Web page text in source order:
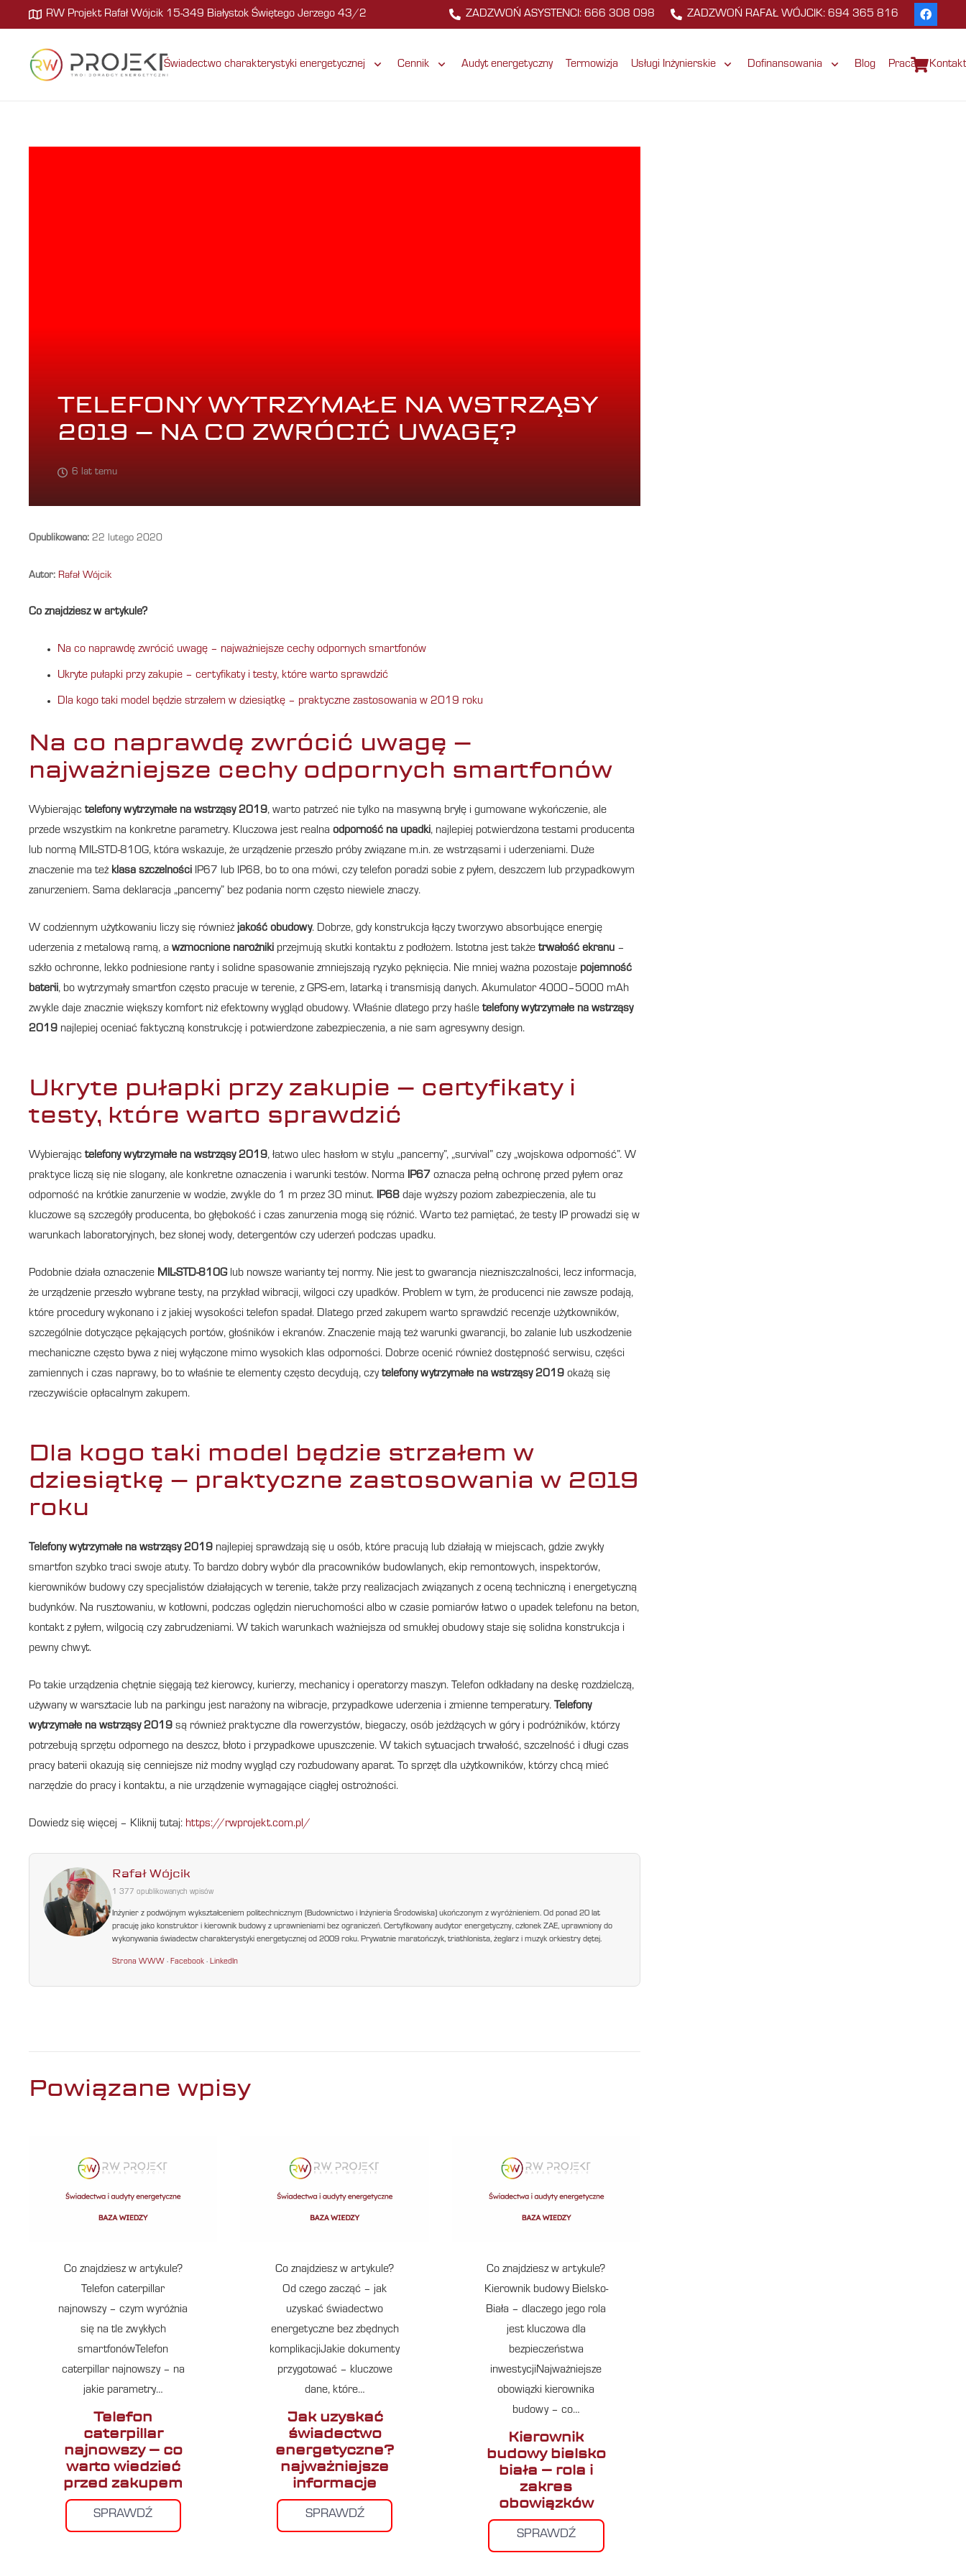
RW Projekt Rafał Wójcik 15-349 Białystok Świętego Jerzego 43/2 ZADZWOŃ ASYSTENCI: 666 308 098 ZADZWOŃ RAFAŁ WÓJCIK: 694 365 816
Świadectwo charakterystyki energetycznej Cennik Audyt energetyczny Termowizja Usługi Inżynierskie Dofinansowania Blog Praca Kontakt
TELEFONY WYTRZYMAŁE NA WSTRZĄSY
2019 – NA CO ZWRÓCIĆ UWAGĘ?
6 lat temu
Opublikowano: 22 lutego 2020
Autor: Rafał Wójcik
Co znajdziesz w artykule?
Na co naprawdę zwrócić uwagę – najważniejsze cechy odpornych smartfonów
Ukryte pułapki przy zakupie – certyfikaty i testy, które warto sprawdzić
Dla kogo taki model będzie strzałem w dziesiątkę – praktyczne zastosowania w 2019 roku
Na co naprawdę zwrócić uwagę –
najważniejsze cechy odpornych smartfonów
Wybierając telefony wytrzymałe na wstrząsy 2019, warto patrzeć nie tylko na masywną bryłę i gumowane wykończenie, ale
przede wszystkim na konkretne parametry. Kluczowa jest realna odporność na upadki, najlepiej potwierdzona testami producenta
lub normą MIL-STD-810G, która wskazuje, że urządzenie przeszło próby związane m.in. ze wstrząsami i uderzeniami. Duże
znaczenie ma też klasa szczelności IP67 lub IP68, bo to ona mówi, czy telefon poradzi sobie z pyłem, deszczem lub przypadkowym
zanurzeniem. Sama deklaracja „pancerny” bez podania norm często niewiele znaczy.
W codziennym użytkowaniu liczy się również jakość obudowy. Dobrze, gdy konstrukcja łączy tworzywo absorbujące energię
uderzenia z metalową ramą, a wzmocnione narożniki przejmują skutki kontaktu z podłożem. Istotna jest także trwałość ekranu –
szkło ochronne, lekko podniesione ranty i solidne spasowanie zmniejszają ryzyko pęknięcia. Nie mniej ważna pozostaje pojemność
baterii, bo wytrzymały smartfon często pracuje w terenie, z GPS-em, latarką i transmisją danych. Akumulator 4000–5000 mAh
zwykle daje znacznie większy komfort niż efektowny wygląd obudowy. Właśnie dlatego przy haśle telefony wytrzymałe na wstrząsy
2019 najlepiej oceniać faktyczną konstrukcję i potwierdzone zabezpieczenia, a nie sam agresywny design.
Ukryte pułapki przy zakupie – certyfikaty i
testy, które warto sprawdzić
Wybierając telefony wytrzymałe na wstrząsy 2019, łatwo ulec hasłom w stylu „pancerny”, „survival” czy „wojskowa odporność”. W
praktyce liczą się nie slogany, ale konkretne oznaczenia i warunki testów. Norma IP67 oznacza pełną ochronę przed pyłem oraz
odporność na krótkie zanurzenie w wodzie, zwykle do 1 m przez 30 minut. IP68 daje wyższy poziom zabezpieczenia, ale tu
kluczowe są szczegóły producenta, bo głębokość i czas zanurzenia mogą się różnić. Warto też pamiętać, że testy IP prowadzi się w
warunkach laboratoryjnych, bez słonej wody, detergentów czy uderzeń podczas upadku.
Podobnie działa oznaczenie MIL-STD-810Glub nowsze warianty tej normy. Nie jest to gwarancja niezniszczalności, lecz informacja,
że urządzenie przeszło wybrane testy, na przykład wibracji, wilgoci czy upadków. Problem w tym, że producenci nie zawsze podają,
które procedury wykonano i z jakiej wysokości telefon spadał. Dlatego przed zakupem warto sprawdzić recenzje użytkowników,
szczególnie dotyczące pękających portów, głośników i ekranów. Znaczenie mają też warunki gwarancji, bo zalanie lub uszkodzenie
mechaniczne często bywa z niej wyłączone mimo wysokich klas odporności. Dobrze ocenić również dostępność serwisu, części
zamiennych i czas naprawy, bo to właśnie te elementy często decydują, czytelefony wytrzymałe na wstrząsy 2019 okażą się
rzeczywiście opłacalnym zakupem.
Dla kogo taki model będzie strzałem w
dziesiątkę – praktyczne zastosowania w 2019
roku
Telefony wytrzymałe na wstrząsy 2019 najlepiej sprawdzają się u osób, które pracują lub działają w miejscach, gdzie zwykły
smartfon szybko traci swoje atuty. To bardzo dobry wybór dla pracowników budowlanych, ekip remontowych, inspektorów,
kierowników budowy czy specjalistów działających w terenie, także przy realizacjach związanych z oceną techniczną i energetyczną
budynków. Na rusztowaniu, w kotłowni, podczas oględzin nieruchomości albo w czasie pomiarów łatwo o upadek telefonu na beton,
kontakt z pyłem, wilgocią czy zabrudzeniami. W takich warunkach ważniejsza od smukłej obudowy staje się solidna konstrukcja i
pewny chwyt.
Po takie urządzenia chętnie sięgają też kierowcy, kurierzy, mechanicy i operatorzy maszyn. Telefon odkładany na deskę rozdzielczą,
używany w warsztacie lub na parkingu jest narażony na wibracje, przypadkowe uderzenia i zmienne temperatury. Telefony
wytrzymałe na wstrząsy 2019 są również praktyczne dla rowerzystów, biegaczy, osób jeżdżących w góry i podróżników, którzy
potrzebują sprzętu odpornego na deszcz, błoto i przypadkowe upuszczenie. W takich sytuacjach trwałość, szczelność i długi czas
pracy baterii okazują się cenniejsze niż modny wygląd czy rozbudowany aparat. To sprzęt dla użytkowników, którzy chcą mieć
narzędzie do pracy i kontaktu, a nie urządzenie wymagające ciągłej ostrożności.
Dowiedz się więcej – Kliknij tutaj: https://rwprojekt.com.pl/
Rafał Wójcik
1 377 opublikowanych wpisów
Inżynier z podwójnym wykształceniem politechnicznym (Budownictwo i Inżynieria Środowiska) ukończonym z wyróżnieniem. Od ponad 20 lat
pracuję jako konstruktor i kierownik budowy z uprawnieniami bez ograniczeń. Certyfikowany audytor energetyczny, członek ZAE, uprawniony do
wykonywania świadectw charakterystyki energetycznej od 2009 roku. Prywatnie maratończyk, triathlonista, żeglarz i muzyk orkiestry dętej.
Strona WWW ·Facebook ·LinkedIn
Powiązane wpisy
Co znajdziesz w artykule?
Telefon caterpillar
najnowszy – czym wyróżnia
się na tle zwykłych
smartfonówTelefon
caterpillar najnowszy – na
jakie parametry…
Telefon
caterpillar
najnowszy – co
warto wiedzieć
przed zakupem
SPRAWDŹ
Co znajdziesz w artykule?
Od czego zacząć – jak
uzyskać świadectwo
energetyczne bez zbędnych
komplikacjiJakie dokumenty
przygotować – kluczowe
dane, które…
Jak uzyskać
świadectwo
energetyczne?
najważniejsze
informacje
SPRAWDŹ
Co znajdziesz w artykule?
Kierownik budowy Bielsko-
Biała – dlaczego jego rola
jest kluczowa dla
bezpieczeństwa
inwestycjiNajważniejsze
obowiązki kierownika
budowy – co…
Kierownik
budowy bielsko
biała – rola i
zakres
obowiązków
SPRAWDŹ